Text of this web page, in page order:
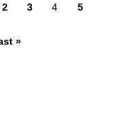
2 3 4 5
»